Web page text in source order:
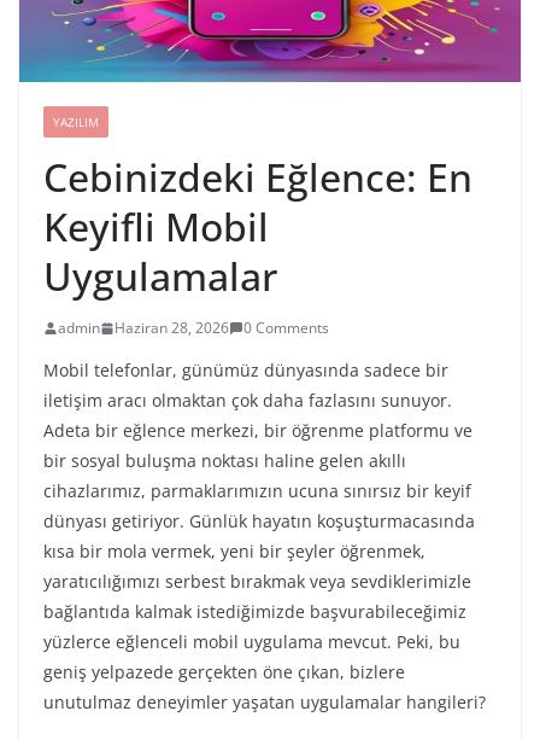
YAZILIM
Cebinizdeki Eğlence: En
Keyifli Mobil
Uygulamalar
admin Haziran 28, 2026 0 Comments
Mobil telefonlar, günümüz dünyasında sadece bir
iletişim aracı olmaktan çok daha fazlasını sunuyor.
Adeta bir eğlence merkezi, bir öğrenme platformu ve
bir sosyal buluşma noktası haline gelen akıllı
cihazlarımız, parmaklarımızın ucuna sınırsız bir keyif
dünyası getiriyor. Günlük hayatın koşuşturmacasında
kısa bir mola vermek, yeni bir şeyler öğrenmek,
yaratıcılığımızı serbest bırakmak veya sevdiklerimizle
bağlantıda kalmak istediğimizde başvurabileceğimiz
yüzlerce eğlenceli mobil uygulama mevcut. Peki, bu
geniş yelpazede gerçekten öne çıkan, bizlere
unutulmaz deneyimler yaşatan uygulamalar hangileri?